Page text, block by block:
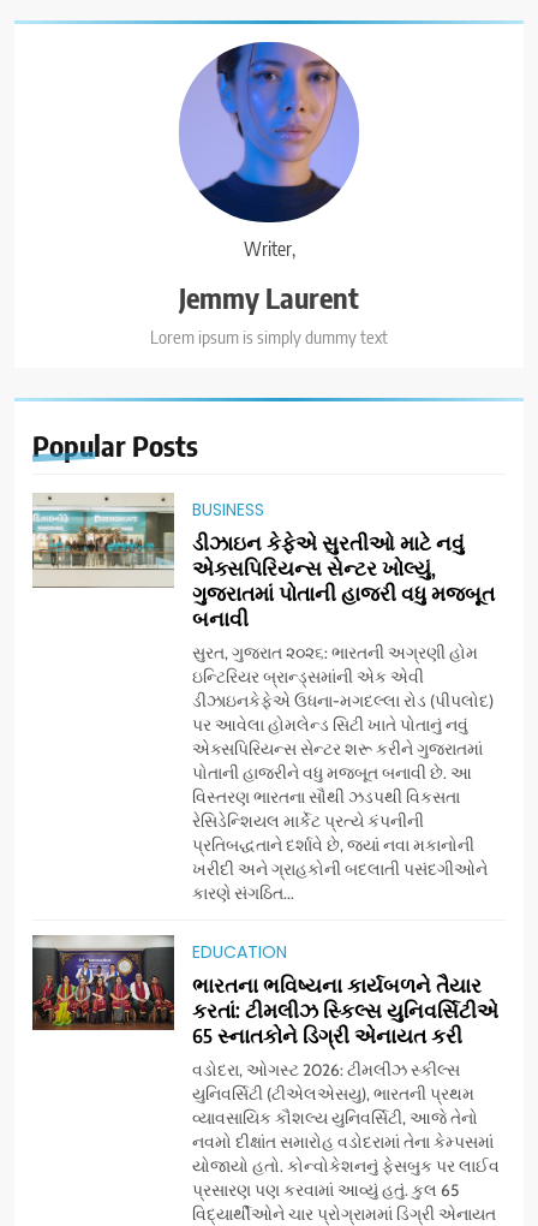
Writer,
Jemmy Laurent
Lorem ipsum is simply dummy text
Popular Posts
BUSINESS
ડીઝાઇન કેફેએ સુરતીઓ માટે નવું
એક્સપિરિયન્સ સેન્ટર ખોલ્યું,
ગુજરાતમાં પોતાની હાજરી વધુ મજબૂત
બનાવી
સુરત, ગુજરાત ૨૦૨૬: ભારતની અગ્રણી હોમ
ઇન્ટિરિયર બ્રાન્ડ્સમાંની એક એવી
ડીઝાઇનકેફેએ ઉધના-મગદલ્લા રોડ (પીપલોદ)
પર આવેલા હોમલેન્ડ સિટી ખાતે પોતાનું નવું
એક્સપિરિયન્સ સેન્ટર શરૂ કરીને ગુજરાતમાં
પોતાની હાજરીને વધુ મજબૂત બનાવી છે. આ
વિસ્તરણ ભારતના સૌથી ઝડપથી વિકસતા
રેસિડેન્શિયલ માર્કેટ પ્રત્યે કંપનીની
પ્રતિબદ્ધતાને દર્શાવે છે, જ્યાં નવા મકાનોની
ખરીદી અને ગ્રાહકોની બદલાતી પસંદગીઓને
કારણે સંગઠિત...
EDUCATION
ભારતના ભવિષ્યના કાર્યબળને તૈયાર
કરતાં: ટીમલીઝ સ્કિલ્સ યુનિવર્સિટીએ
65 સ્નાતકોને ડિગ્રી એનાયત કરી
વડોદરા, ઓગસ્ટ 2026: ટીમલીઝ સ્કીલ્સ
યુનિવર્સિટી (ટીએલએસયુ), ભારતની પ્રથમ
વ્યાવસાયિક કૌશલ્ય યુનિવર્સિટી, આજે તેનો
નવમો દીક્ષાંત સમારોહ વડોદરામાં તેના કેમ્પસમાં
યોજાયો હતો. કોન્વોકેશનનું ફેસબુક પર લાઈવ
પ્રસારણ પણ કરવામાં આવ્યું હતું. કુલ 65
વિદ્યાર્થીઓને ચાર પ્રોગ્રામમાં ડિગ્રી એનાયત
કોન્ક્લેવ 2026’માં ઈન્ટરનેશનલ
ટેરોટ રીડર પુનિતજી લુલ્લા એ ટેરોટ
કાર્ડ રીડિંગ અંગે માહિતી આપી
AHMEDABAD
ગ્લોબલ એક્સેલન્સ ફોરમ દ્વારા
નેશનલ લીડરશિપ કોન્કલેવ તથા
ભારત સમ્માન ૨૦૨૬નો ભવ્ય અને
પ્રતિષ્ઠિત કાર્યક્રમ નવી દિલ્હીમાં
સફળતાપૂર્વક યોજાયો
BUSINESS